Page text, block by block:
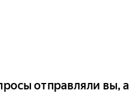
отправляли вы, а